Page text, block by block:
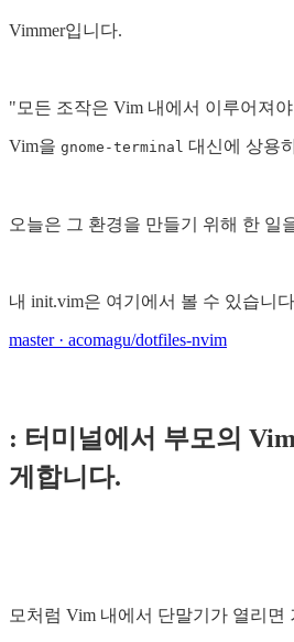
Vimmer입니다.
"모든 조작은 Vim 내에서 이루어져
Vim을 gnome-terminal 대신에 상용
오늘은 그 환경을 만들기 위해 한 일
내 init.vim은 여기에서 볼 수 있습니
master · acomagu/dotfiles-nvim
: 터미널에서 부모의
게합니다.
모처럼 Vim 내에서 단말기가 열리면